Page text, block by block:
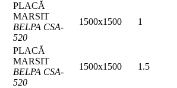
PLACĂ
MARSIT
BELPA CSA-
520
1500x1500 1
PLACĂ
MARSIT
BELPA CSA-
520
1500x1500 1.5